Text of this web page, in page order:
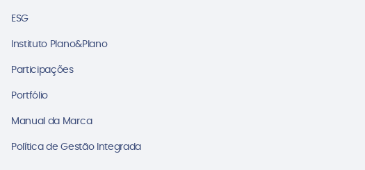
ESG
Instituto Plano&Plano
Participações
Portfólio
Manual da Marca
Política de Gestão Integrada